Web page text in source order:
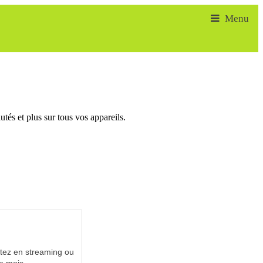
et plus sur tous vos appareils.
en streaming ou